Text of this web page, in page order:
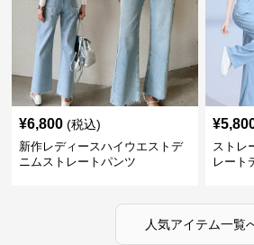
¥6,800 (税込)
新作レディースハイウエストデ
ニムストレートパンツ
¥
ストレ
レート
人気アイテム一覧